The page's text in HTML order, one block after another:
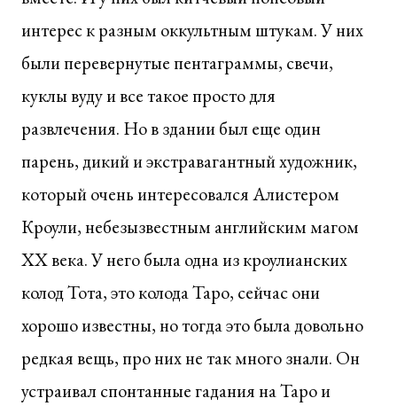
интерес к разным оккультным штукам. У них
были перевернутые пентаграммы, свечи,
куклы вуду и все такое просто для
развлечения. Но в здании был еще один
парень, дикий и экстравагантный художник,
который очень интересовался Алистером
Кроули, небезызвестным английским магом
XX века. У него была одна из кроулианских
колод Тота, это колода Таро, сейчас они
хорошо известны, но тогда это была довольно
редкая вещь, про них не так много знали. Он
устраивал спонтанные гадания на Таро и